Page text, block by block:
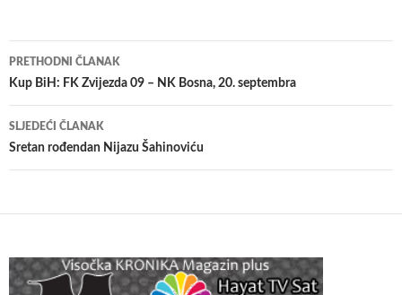
Navigacija
članaka
PRETHODNI ČLANAK
Kup BiH: FK Zvijezda 09 – NK Bosna, 20. septembra
SLJEDEĆI ČLANAK
Sretan rođendan Nijazu Šahinoviću